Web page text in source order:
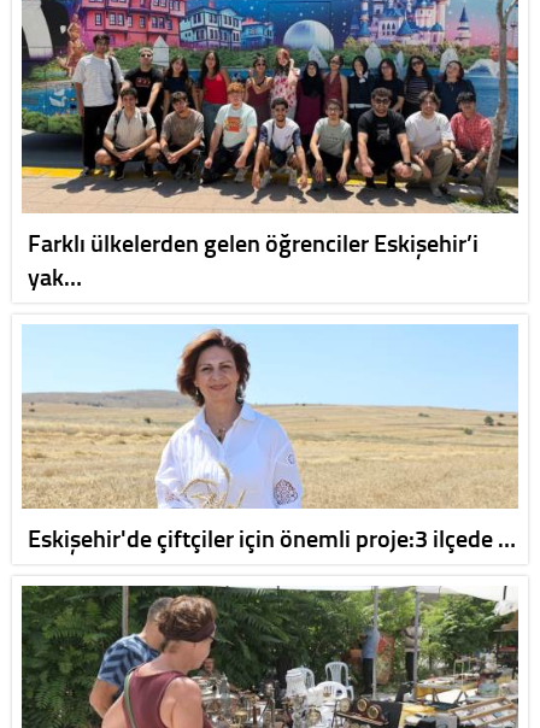
Farklı ülkelerden gelen öğrenciler Eskişehir’i
yak…
Eskişehir'de çiftçiler için önemli proje:3 ilçede …